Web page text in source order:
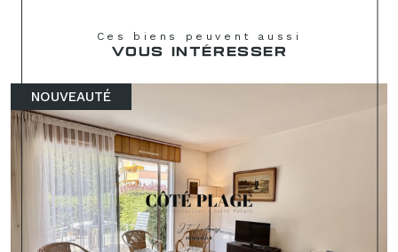
Ces biens peuvent aussi
VOUS INTÉRESSER
NOUVEAUTÉ